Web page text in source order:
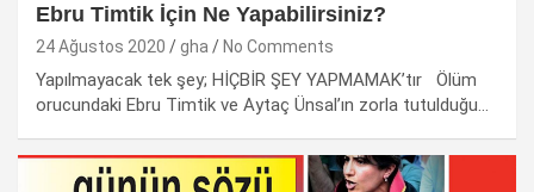
Ebru Timtik İçin Ne Yapabilirsiniz?
24 Ağustos 2020 gha No Comments
Yapılmayacak tek şey; HİÇBİR ŞEY YAPMAMAK’tır Ölüm
orucundaki Ebru Timtik ve Aytaç Ünsal’ın zorla tutulduğu…